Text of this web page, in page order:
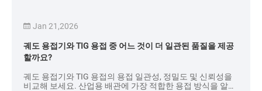
Jan 21,2026
궤도 용접기와 TIG 용접 중 어느 것이 더 일관된 품질을 제공
할까요?
궤도 용접기와 TIG 용접의 용접 일관성, 정밀도 및 신뢰성을
비교해 보세요. 산업용 배관에 가장 적합한 용접 방식을 알아